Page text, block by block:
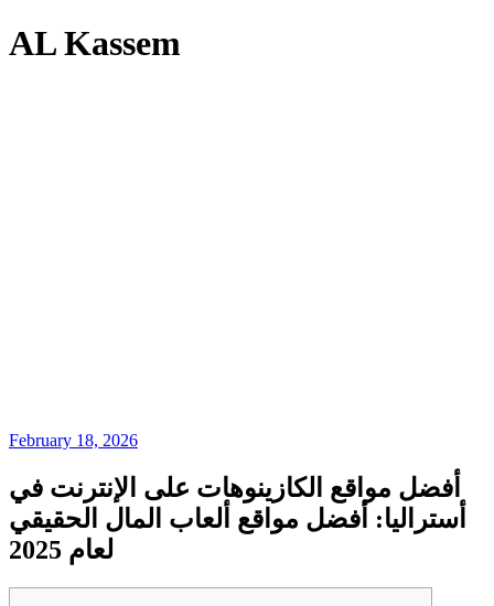
AL Kassem
February 18, 2026
أفضل مواقع الكازينوهات على الإنترنت في
أستراليا: أفضل مواقع ألعاب المال الحقيقي
لعام 2025